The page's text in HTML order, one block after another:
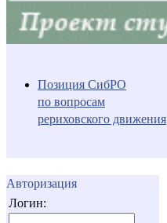
Позиция СибРО
по вопросам
рериховского движения
Авторизация
Логин: